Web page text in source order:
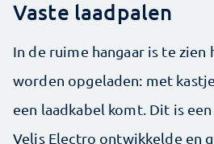
Vaste laadpalen
In de ruime hangaar is te
worden opgeladen: met
een laadkabel komt. Dit is
Velis Electro ontwikkelde en